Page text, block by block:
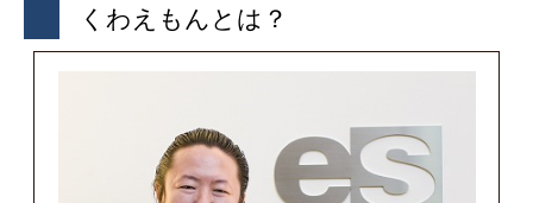
くわえもんとは？